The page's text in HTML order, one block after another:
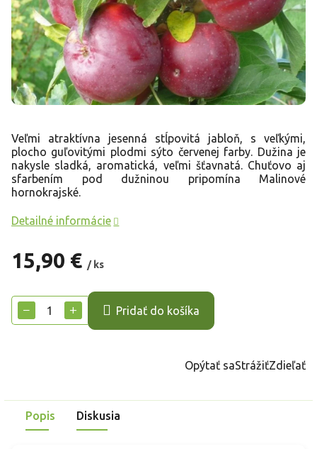
15,90 € / ks
cena:
+
− Pridať do košíka
Veľmi atraktívna jesenná stĺpovitá jabloň, s veľkými,
plocho guľovitými plodmi sýto červenej farby. Dužina je
nakysle sladká, aromatická, veľmi šťavnatá. Chuťovo aj
sfarbením pod dužninou pripomína Malinové
hornokrajské.
Detailné informácie
Opýtať saStrážiťZdieľať
Popis Diskusia